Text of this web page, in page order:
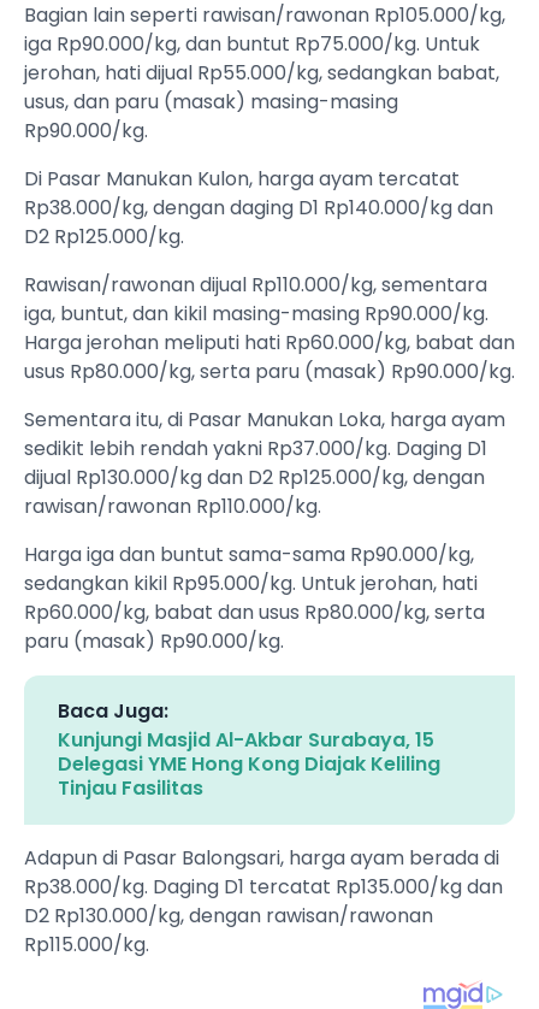
Bagian lain seperti rawisan/rawonan Rp105.000/kg,
iga Rp90.000/kg, dan buntut Rp75.000/kg. Untuk
jerohan, hati dijual Rp55.000/kg, sedangkan babat,
usus, dan paru (masak) masing-masing
Rp90.000/kg.
Di Pasar Manukan Kulon, harga ayam tercatat
Rp38.000/kg, dengan daging D1 Rp140.000/kg dan
D2 Rp125.000/kg.
Rawisan/rawonan dijual Rp110.000/kg, sementara
iga, buntut, dan kikil masing-masing Rp90.000/kg.
Harga jerohan meliputi hati Rp60.000/kg, babat dan
usus Rp80.000/kg, serta paru (masak) Rp90.000/kg.
Sementara itu, di Pasar Manukan Loka, harga ayam
sedikit lebih rendah yakni Rp37.000/kg. Daging D1
dijual Rp130.000/kg dan D2 Rp125.000/kg, dengan
rawisan/rawonan Rp110.000/kg.
Harga iga dan buntut sama-sama Rp90.000/kg,
sedangkan kikil Rp95.000/kg. Untuk jerohan, hati
Rp60.000/kg, babat dan usus Rp80.000/kg, serta
paru (masak) Rp90.000/kg.
Baca Juga:
Kunjungi Masjid Al-Akbar Surabaya, 15
Delegasi YME Hong Kong Diajak Keliling
Tinjau Fasilitas
Adapun di Pasar Balongsari, harga ayam berada di
Rp38.000/kg. Daging D1 tercatat Rp135.000/kg dan
D2 Rp130.000/kg, dengan rawisan/rawonan
Rp115.000/kg.